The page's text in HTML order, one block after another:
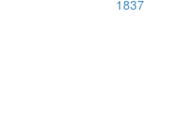
1837